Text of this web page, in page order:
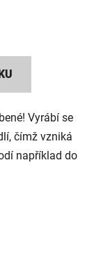
Vyrábí se
čímž vzniká
například do